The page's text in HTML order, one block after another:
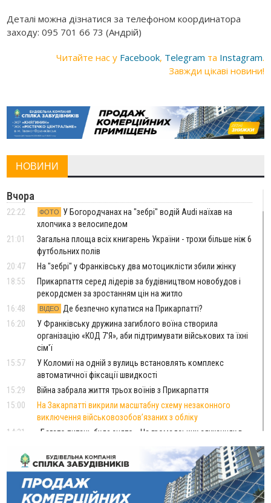
Деталі можна дізнатися за телефоном координатора
заходу: 095 701 66 73 (Андрій)
Читайте нас у Facebook, Telegram та Instagram.
Завжди цікаві новини!
НОВИНИ
Вчора
22:22 ФОТО
У Богородчанах на "зебрі" водій Audi наїхав на
хлопчика з велосипедом
21:01
Загальна площа всіх книгарень України - трохи більше ніж 6
футбольних полів
20:47
На "зебрі" у Франківську два мотоциклісти збили жінку
18:55
Прикарпаття серед лідерів за будівництвом новобудов і
рекордсмен за зростанням цін на житло
16:48
ВІДЕО
Де безпечно купатися на Прикарпатті?
16:20
У Франківську дружина загиблого воїна створила
організацію «КОД 7'Я», аби підтримувати військових та їхні
сім'ї
15:57
У Коломиї на одній з вулиць встановлять комплекс
автоматичної фіксації швидкості
15:29
Війна забрала життя трьох воїнів з Прикарпаття
15:00
На Закарпатті викрили масштабну схему незаконного
виключення військовозобов’язаних з обліку
14:31
«Багато питань буде знято». На громадських слуханнях в
Яремче обговорили, як вирішити питання джипінгу в
Карпатах
13:54
5 «тихих» хвороб, які виявляє профілактичне обстеження
13:30
ФОТО На Надрічній тривають останні приготування до
нового руху